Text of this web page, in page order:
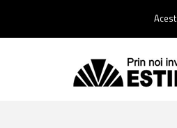
0237 238 900 |